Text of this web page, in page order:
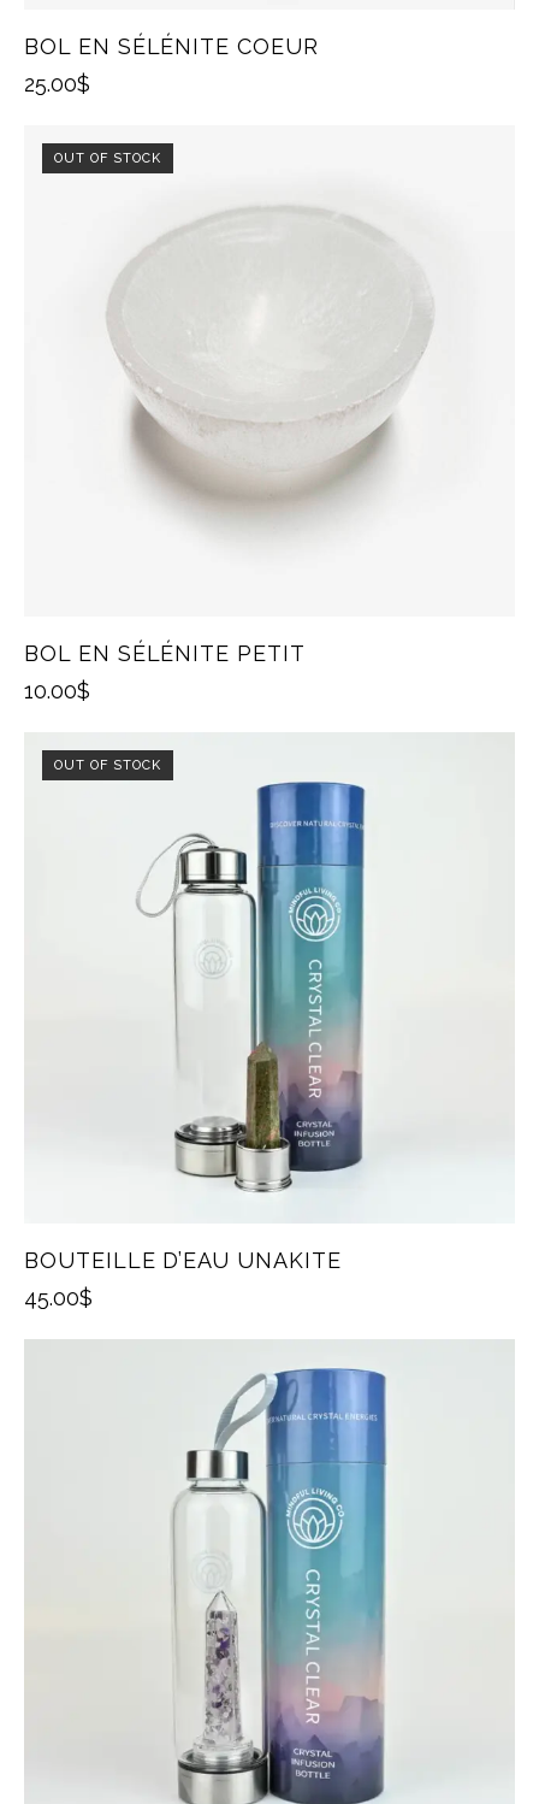
BOL EN SÉLÉNITE COEUR
25.00$
OUT OF STOCK
BOL EN SÉLÉNITE PETIT
10.00$
OUT OF STOCK
BOUTEILLE D’EAU UNAKITE
45.00$